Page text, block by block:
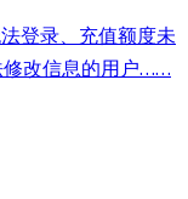
登录、充值额度未
修改信息的用户……